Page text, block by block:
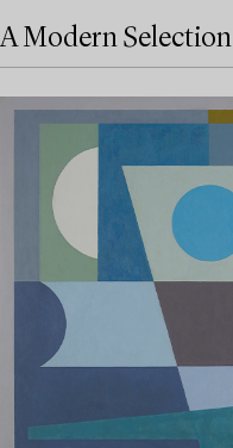
A Modern Selection